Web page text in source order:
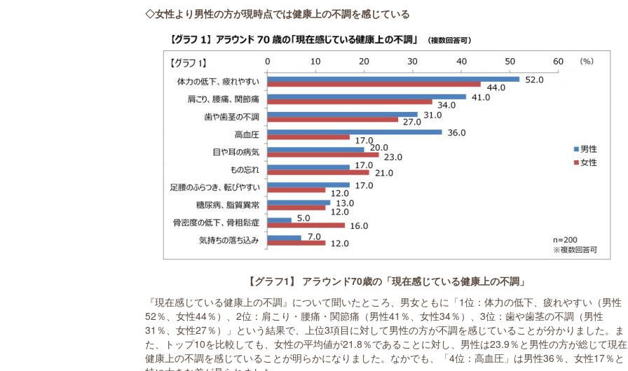
◇女性より男性の方が現時点では健康上の不調を感じている
【グラフ1】 アラウンド70歳の「現在感じている健康上の不調」
『現在感じている健康上の不調』について聞いたところ、男女ともに「1位：体力の低下、疲れやすい（男性
52％、女性44％）、2位：肩こり・腰痛・関節痛（男性41％、女性34％）、3位：歯や歯茎の不調（男性
31％、女性27％）」という結果で、上位3項目に対して男性の方が不調を感じていることが分かりました。ま
た、トップ10を比較しても、女性の平均値が21.8％であることに対し、男性は23.9％と男性の方が総じて現在
健康上の不調を感じていることが明らかになりました。なかでも、「4位：高血圧」は男性36％、女性17％と